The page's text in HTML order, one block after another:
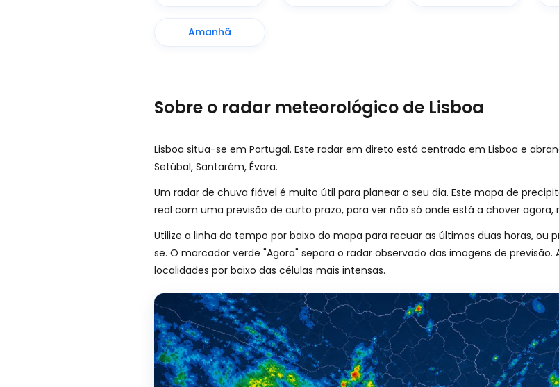
Amanhã
Sobre o radar meteorológico de Lisboa
Lisboa situa-se em Portugal. Este radar em direto está centrado em Lisboa e
Setúbal, Santarém, Évora.
Um radar de chuva fiável é muito útil para planear o seu dia. Este mapa de
real com uma previsão de curto prazo, para ver não só onde está a chover
Utilize a linha do tempo por baixo do mapa para recuar as últimas duas horas, ou
se. O marcador verde "Agora" separa o radar observado das imagens de
localidades por baixo das células mais intensas.